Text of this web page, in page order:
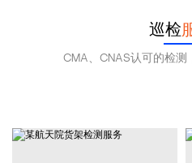
巡检
CMA、CNAS认可的检测